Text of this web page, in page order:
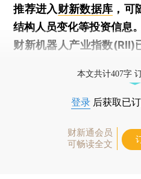
推荐进入财新数据库 ，可
结构人员变化等投资信息。
财新机器人产业指数(RII)
本文共计407字
登录 后获取已
财新通会员
可畅读全文